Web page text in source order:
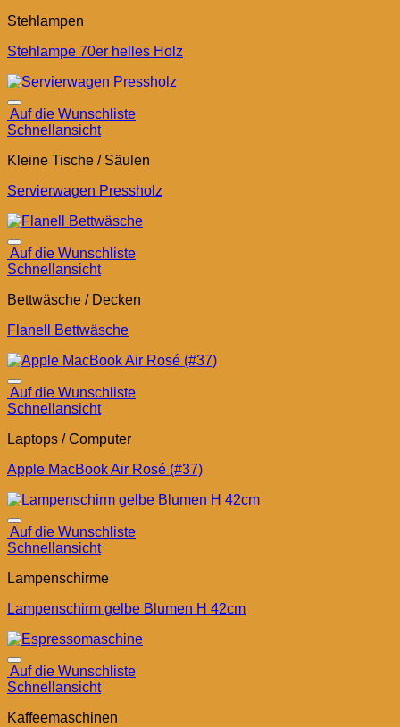
Stehlampen
Stehlampe 70er helles Holz
Auf die Wunschliste
Schnellansicht
Kleine Tische / Säulen
Servierwagen Pressholz
Auf die Wunschliste
Schnellansicht
Bettwäsche / Decken
Flanell Bettwäsche
Auf die Wunschliste
Schnellansicht
Laptops / Computer
Apple MacBook Air Rosé (#37)
Auf die Wunschliste
Schnellansicht
Lampenschirme
Lampenschirm gelbe Blumen H 42cm
Auf die Wunschliste
Schnellansicht
Kaffeemaschinen